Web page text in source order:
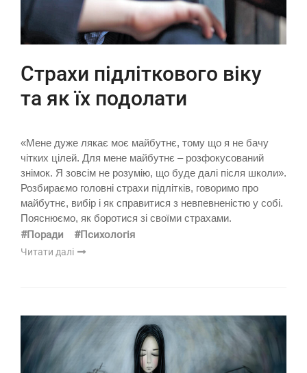
Страхи підліткового віку
та як їх подолати
«Мене дуже лякає моє майбутнє, тому що я не бачу
чітких цілей. Для мене майбутнє – розфокусований
знімок. Я зовсім не розумію, що буде далі після школи».
Розбираємо головні страхи підлітків, говоримо про
майбутнє, вибір і як справитися з невпевненістю у собі.
Пояснюємо, як боротися зі своїми страхами.
#Поради #Психологія
Читати далі